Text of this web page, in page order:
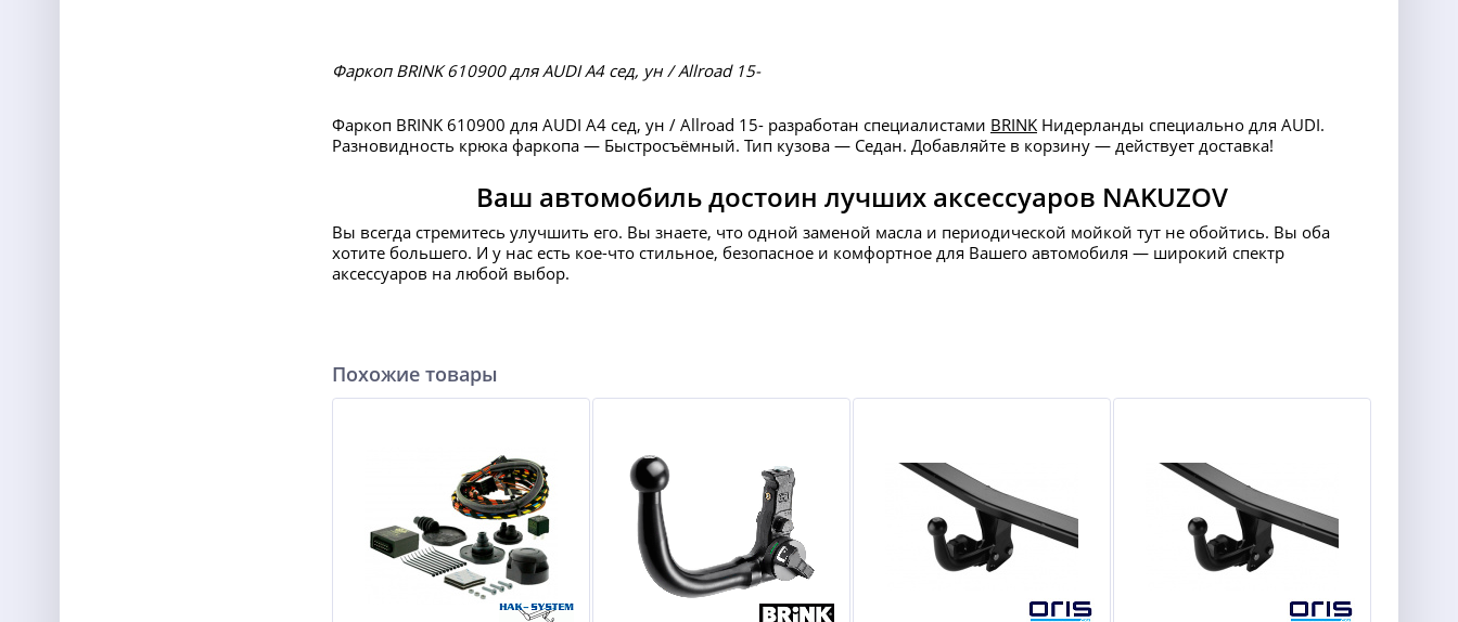
Фаркоп BRINK 610900 для AUDI A4 сед, ун / Allroad 15-
Фаркоп BRINK 610900 для AUDI A4 сед, ун / Allroad 15- разработан специалистами BRINK Нидерланды специально для AUDI.
Разновидность крюка фаркопа — Быстросъёмный. Тип кузова — Седан. Добавляйте в корзину — действует доставка!
Ваш автомобиль достоин лучших аксессуаров NAKUZOV
Вы всегда стремитесь улучшить его. Вы знаете, что одной заменой масла и периодической мойкой тут не обойтись. Вы оба
хотите большего. И у нас есть кое-что стильное, безопасное и комфортное для Вашего автомобиля — широкий спектр
аксессуаров на любой выбор.
Похожие товары